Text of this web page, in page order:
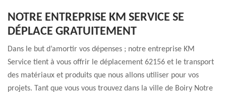
NOTRE ENTREPRISE KM SERVICE SE
DÉPLACE GRATUITEMENT
Dans le but d’amortir vos dépenses ; notre entreprise KM
Service tient à vous offrir le déplacement 62156 et le transport
des matériaux et produits que nous allons utiliser pour vos
projets. Tant que vous vous trouvez dans la ville de Boiry Notre